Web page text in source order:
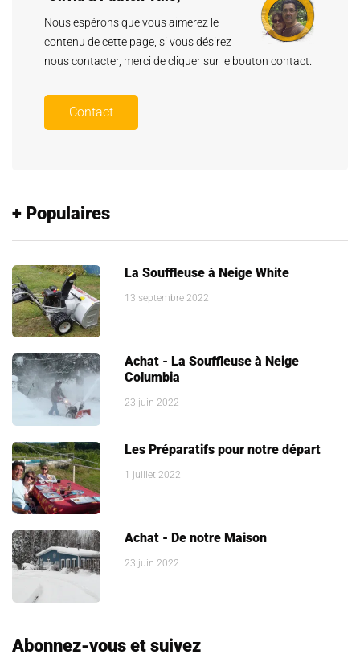
Nous espérons que vous aimerez le
contenu de cette page, si vous désirez
nous contacter, merci de cliquer sur le bouton contact.
Contact
+ Populaires
La Souffleuse à Neige White
13 septembre 2022
Achat - La Souffleuse à Neige
Columbia
23 juin 2022
Les Préparatifs pour notre départ
1 juillet 2022
Achat - De notre Maison
23 juin 2022
Abonnez-vous et suivez